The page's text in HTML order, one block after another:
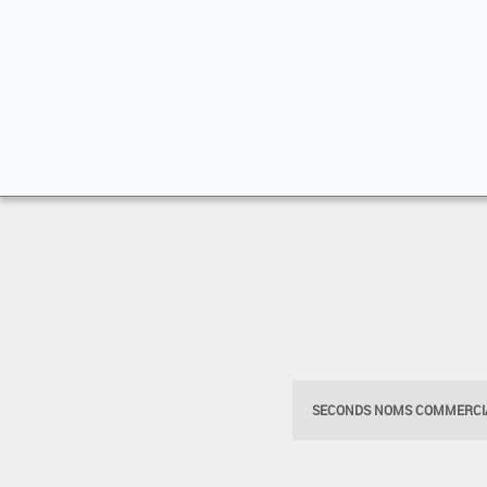
SECONDS NOMS